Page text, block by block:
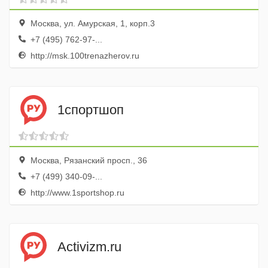
Москва, ул. Амурская, 1, корп.3
+7 (495) 762-97-...
http://msk.100trenazherov.ru
1спортшоп
Москва, Рязанский просп., 36
+7 (499) 340-09-...
http://www.1sportshop.ru
Activizm.ru